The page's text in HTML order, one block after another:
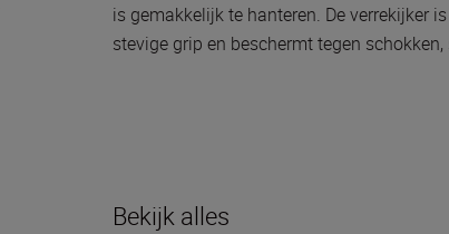
is gemakkelijk te hanteren. De verrekijker
stevige grip en beschermt tegen
Bekijk alles